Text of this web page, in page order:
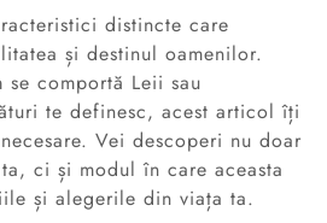
distincte care
și destinul oamenilor.
se comportă Leii sau
te definesc, acest articol îți
Vei descoperi nu doar
ci și modul în care aceasta
și alegerile din viața ta.